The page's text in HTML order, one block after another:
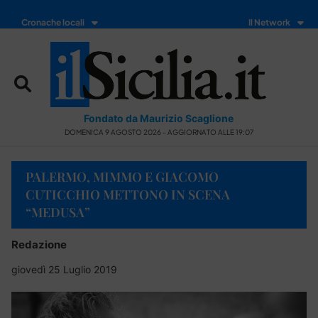
Cronache locali Il Network
Fondato da Maurizio Scaglione
DOMENICA 9 AGOSTO 2026 - AGGIORNATO ALLE 19:07
PALERMO, MIMMO E GIACOMO
CUTICCHIO METTONO IN SCENA
“MEDUSA”
Redazione
giovedì 25 Luglio 2019